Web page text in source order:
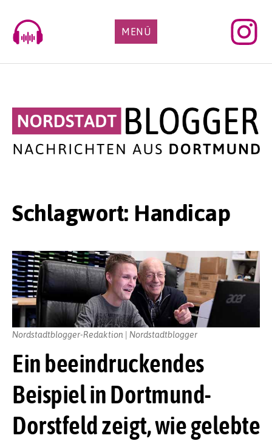
content
MENÜ
Schlagwort: Handicap
Ein beeindruckendes
Beispiel in Dortmund-
Dorstfeld zeigt, wie gelebte
Nordstadtblogger-Redaktion | Nordstadtblogger